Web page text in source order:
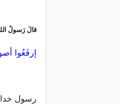
قالَ رَسولُ
إرفَعُوا
رسول خدا